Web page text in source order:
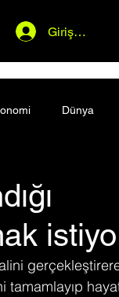
Giriş Yap
Dünya